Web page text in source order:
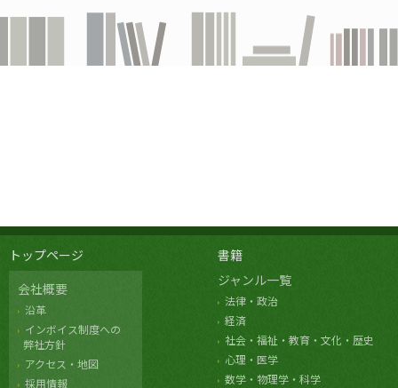
トップページ
会社概要
沿革
インボイス制度への
弊社方針
アクセス・地図
採用情報
書籍
ジャンル一覧
法律・政治
経済
社会・福祉・教育・文化・歴史
心理・医学
数学・物理学・科学